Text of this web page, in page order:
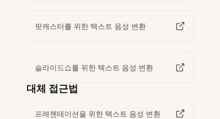
팟캐스터를 위한 텍스트 음성 변환
슬라이드쇼를 위한 텍스트 음성 변환
대체 접근법
프레젠테이션을 위한 텍스트 음성 변환